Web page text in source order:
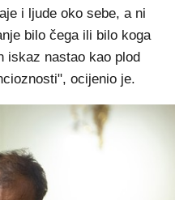
i ljude oko sebe, a ni
bilo čega ili bilo koga
iskaz nastao kao plod
ocijenio je.